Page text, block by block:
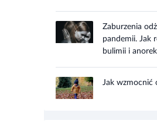
Zaburzenia
pandemii. Jak
bulimii i
Jak wzmocnić